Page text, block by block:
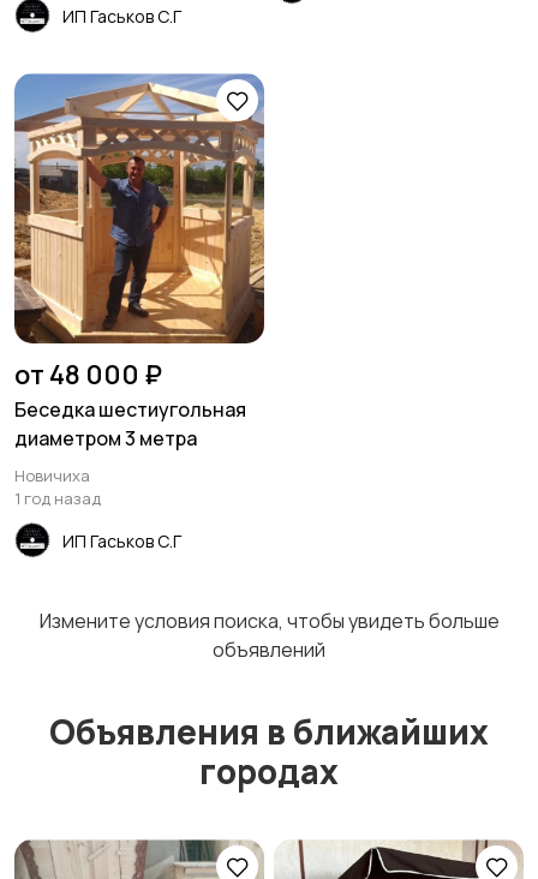
ИП Гаськов С.Г
от 48 000 ₽
Беседка шестиугольная
диаметром 3 метра
Новичиха
1 год назад
ИП Гаськов С.Г
Измените условия поиска, чтобы увидеть больше
объявлений
Объявления в ближайших
городах